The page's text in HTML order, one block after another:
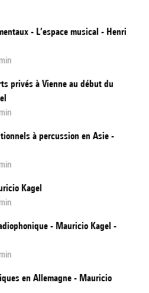
- L’espace musical - Henri
privés à Vienne au début du
à percussion en Asie -
Kagel
- Mauricio Kagel -
en Allemagne - Mauricio